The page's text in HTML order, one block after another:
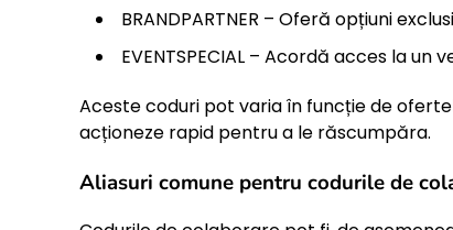
BRANDPARTNER – Oferă opțiuni
EVENTSPECIAL – Acordă acces la
Aceste coduri pot varia în funcție de
acționeze rapid pentru a le răscumpăra.
Aliasuri comune pentru codurile de